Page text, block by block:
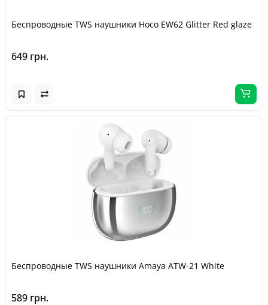
Беспроводные TWS наушники Hoco EW62 Glitter Red glaze
649 грн.
Беспроводные TWS наушники Amaya ATW-21 White
589 грн.